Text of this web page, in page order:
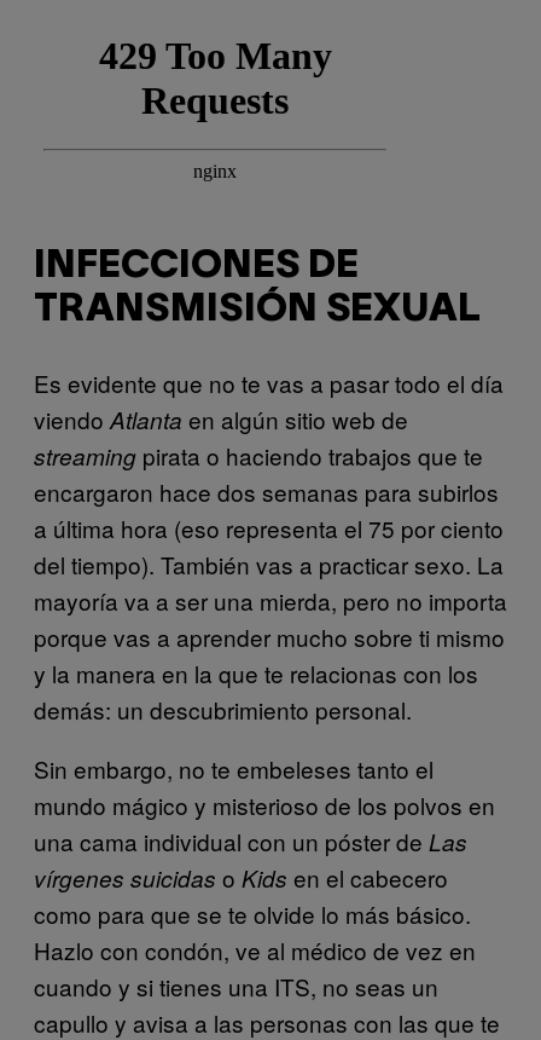
INFECCIONES DE
TRANSMISIÓN SEXUAL
Es evidente que no te vas a pasar todo el día
viendo Atlanta en algún sitio web de
streaming pirata o haciendo trabajos que te
encargaron hace dos semanas para subirlos
a última hora (eso representa el 75 por ciento
del tiempo). También vas a practicar sexo. La
mayoría va a ser una mierda, pero no importa
porque vas a aprender mucho sobre ti mismo
y la manera en la que te relacionas con los
demás: un descubrimiento personal.
Sin embargo, no te embeleses tanto el
mundo mágico y misterioso de los polvos en
una cama individual con un póster de Las
vírgenes suicidas o Kids en el cabecero
como para que se te olvide lo más básico.
Hazlo con condón, ve al médico de vez en
cuando y si tienes una ITS, no seas un
capullo y avisa a las personas con las que te